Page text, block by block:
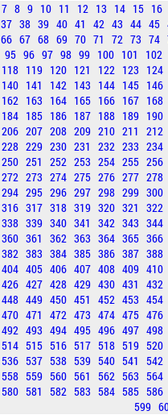
7 8 9 10 11 12 13 14 15 16
37 38 39 40 41 42 43 44 45
66 67 68 69 70 71 72 73 74
95 96 97 98 99 100 101 102
118 119 120 121 122 123 124
140 141 142 143 144 145 146
162 163 164 165 166 167 168
184 185 186 187 188 189 190
206 207 208 209 210 211 212
228 229 230 231 232 233 234
250 251 252 253 254 255 256
272 273 274 275 276 277 278
294 295 296 297 298 299 300
316 317 318 319 320 321 322
338 339 340 341 342 343 344
360 361 362 363 364 365 366
382 383 384 385 386 387 388
404 405 406 407 408 409 410
426 427 428 429 430 431 432
448 449 450 451 452 453 454
470 471 472 473 474 475 476
492 493 494 495 496 497 498
514 515 516 517 518 519 520
536 537 538 539 540 541 542
558 559 560 561 562 563 564
580 581 582 583 584 585 586
599